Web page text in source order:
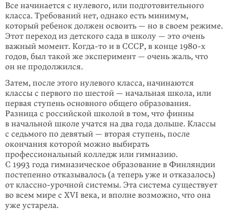
Все начинается с нулевого, или подготовительного
класса. Требований нет, однако есть минимум,
который ребенок должен освоить — но в своем режиме.
Этот переход из детского сада в школу — это очень
важный момент. Когда-то и в СССР, в конце 1980-х
годов, был такой же эксперимент — очень жаль, что
он не продолжился.
Затем, после этого нулевого класса, начинаются
классы с первого по шестой — начальная школа, или
первая ступень основного общего образования.
Разница с россий­ской школой в том, что финны
в начальной школе учатся на два года дольше. Классы
с седьмого по девятый — вторая ступень, после
окончания ко­торой можно выбирать
профессиональный колледж или гимна­зию.
С 1993 года гимнази­ческое образование в Финляндии
постепенно отказывалось (а теперь уже и отказалось)
от классно-урочной системы. Эта система существует
во всем мире с XVI века, и вполне возможно, что она
уже устарела.